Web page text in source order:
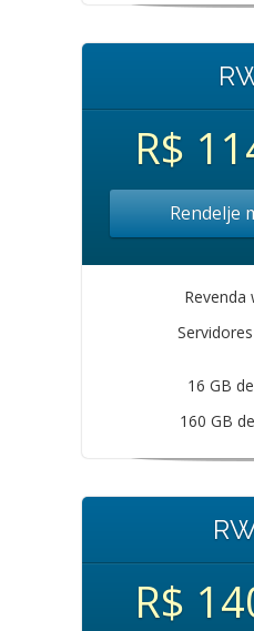
R$
Rendelje
Revenda
16 GB
160 GB
R$